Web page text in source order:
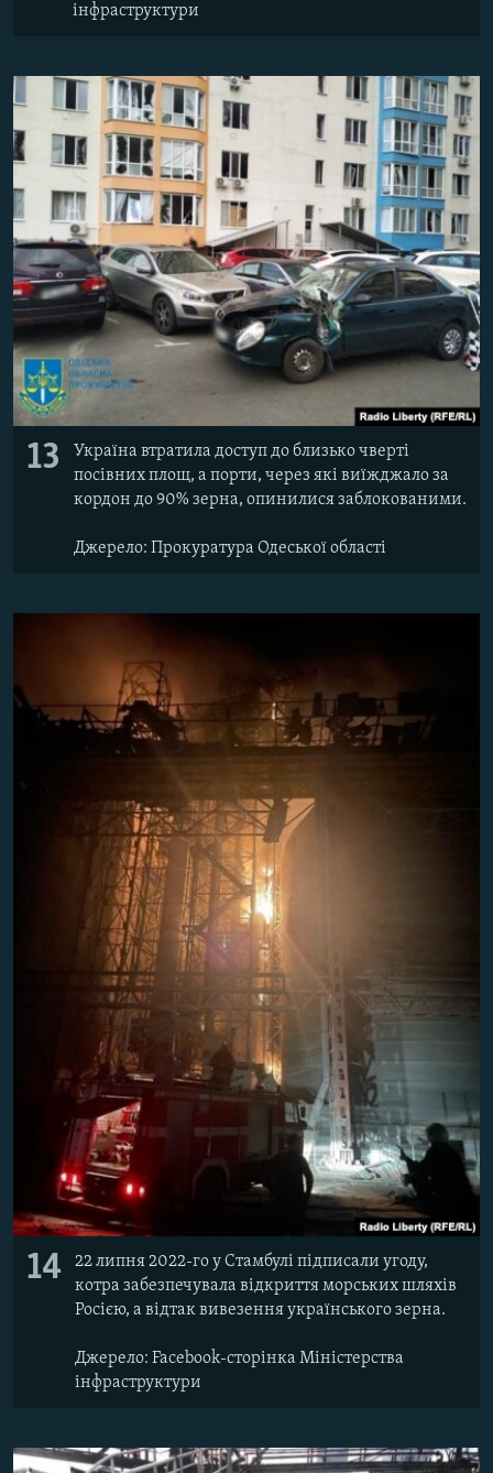
інфраструктури
13
Україна втратила доступ до близько чверті
посівних площ, а порти, через які виїжджало за
кордон до 90% зерна, опинилися заблокованими.
Джерело: Прокуратура Одеської області
14
22 липня 2022-го у Стамбулі підписали угоду,
котра забезпечувала відкриття морських шляхів
Росією, а відтак вивезення українського зерна.
Джерело: Facebook-сторінка Міністерства
інфраструктури